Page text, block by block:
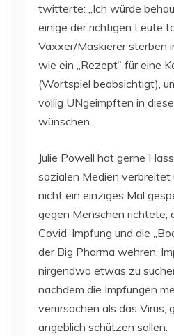
twitterte: „Ich würde
einige der richtigen Leute
Vaxxer/Maskierer sterben
wie ein „Rezept“ für eine
(Wortspiel beabsichtigt),
völlig UNgeimpften in
wünschen.
Julie Powell hat gerne
sozialen Medien verbreitet
nicht ein einziges Mal
gegen Menschen richtete,
Covid-Impfung und die
der Big Pharma wehren.
nirgendwo etwas zu
nachdem die Impfungen
verursachen als das Virus,
angeblich schützen sollen.